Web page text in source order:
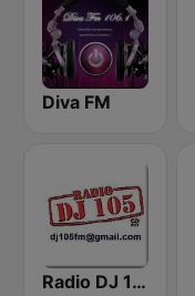
Diva FM
Radio DJ 105